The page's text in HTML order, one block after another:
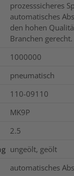
prozesssicheres
automatisches
den hohen
Branchen gerecht.
1000000
pneumatisch
110-09110
MK9P
2.5
ungeölt, geölt
automatisches